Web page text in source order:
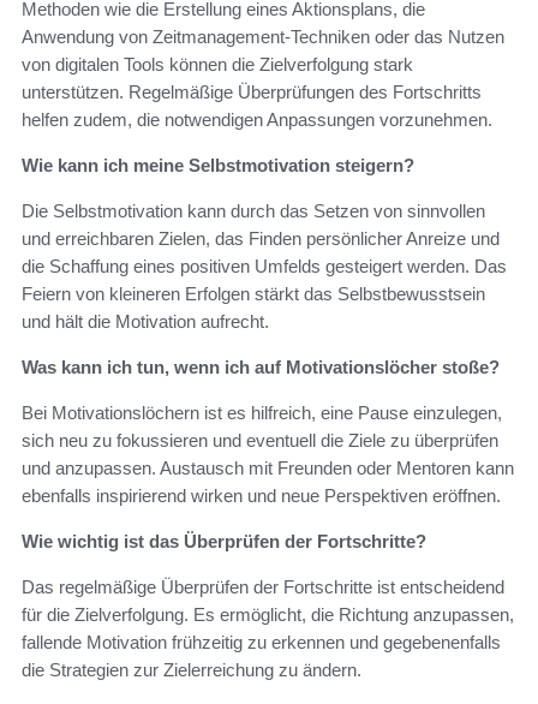
Methoden wie die Erstellung eines Aktionsplans, die
Anwendung von Zeitmanagement-Techniken oder das Nutzen
von digitalen Tools können die Zielverfolgung stark
unterstützen. Regelmäßige Überprüfungen des Fortschritts
helfen zudem, die notwendigen Anpassungen vorzunehmen.
Wie kann ich meine Selbstmotivation steigern?
Die Selbstmotivation kann durch das Setzen von sinnvollen
und erreichbaren Zielen, das Finden persönlicher Anreize und
die Schaffung eines positiven Umfelds gesteigert werden. Das
Feiern von kleineren Erfolgen stärkt das Selbstbewusstsein
und hält die Motivation aufrecht.
Was kann ich tun, wenn ich auf Motivationslöcher stoße?
Bei Motivationslöchern ist es hilfreich, eine Pause einzulegen,
sich neu zu fokussieren und eventuell die Ziele zu überprüfen
und anzupassen. Austausch mit Freunden oder Mentoren kann
ebenfalls inspirierend wirken und neue Perspektiven eröffnen.
Wie wichtig ist das Überprüfen der Fortschritte?
Das regelmäßige Überprüfen der Fortschritte ist entscheidend
für die Zielverfolgung. Es ermöglicht, die Richtung anzupassen,
fallende Motivation frühzeitig zu erkennen und gegebenenfalls
die Strategien zur Zielerreichung zu ändern.